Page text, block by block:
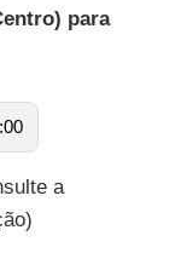
para
a